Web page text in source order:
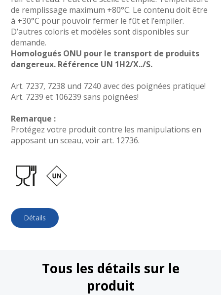
de remplissage maximum +80°C. Le contenu doit être
à +30°C pour pouvoir fermer le fût et l’empiler.
D’autres coloris et modèles sont disponibles sur
demande.
Homologués ONU pour le transport de produits
dangereux. Référence UN 1H2/X../S.
Art. 7237, 7238 und 7240 avec des poignées pratique!
Art. 7239 et 106239 sans poignées!
Remarque :
Protégez votre produit contre les manipulations en
apposant un sceau, voir art. 12736.
Détails
Tous les détails sur le
produit